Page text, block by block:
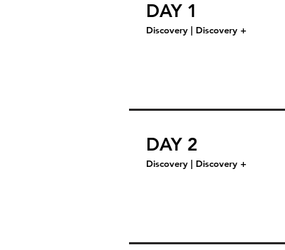
DAY 1
Discovery | Discovery +
DAY 2
Discovery | Discovery +